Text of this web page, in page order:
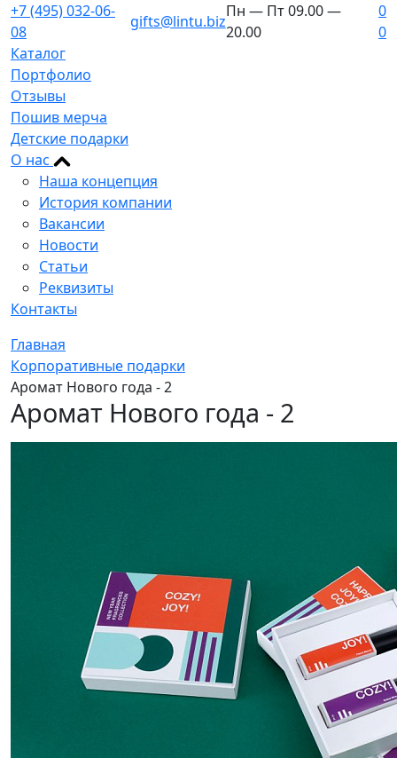
+7 (495) 032-06-
08
gifts@lintu.biz
Пн — Пт 09.00 —
20.00
0
0
Каталог
Портфолио
Отзывы
Пошив мерча
Детские подарки
О нас
Наша концепция
История компании
Вакансии
Новости
Статьи
Реквизиты
Контакты
Главная
Корпоративные подарки
Аромат Нового года - 2
Аромат Нового года - 2